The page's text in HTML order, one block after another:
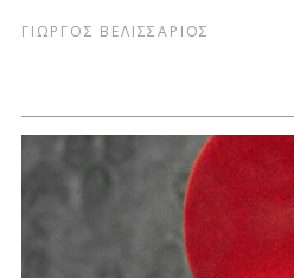
ΓΙΩΡΓΟΣ ΒΕΛΙΣΣΑΡΙΟΣ